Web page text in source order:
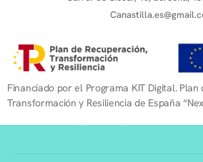
Financiado por el Programa KIT Digital. Plan
Transformación y Resiliencia de España